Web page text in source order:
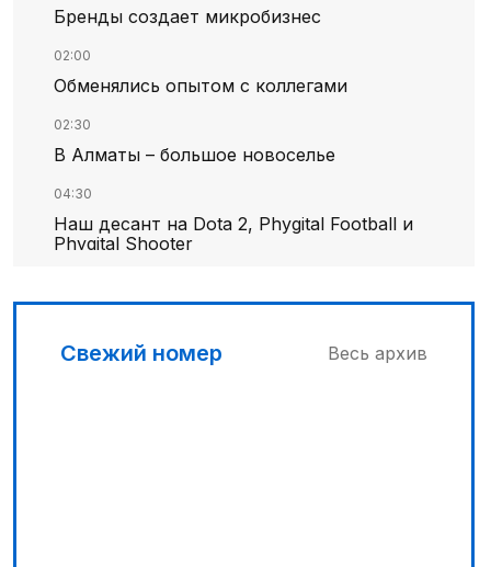
Бренды создает микробизнес
02:00
Обменялись опытом с коллегами
02:30
В Алматы – большое новоселье
04:30
Наш десант на Dota 2, Phygital Football и
Phygital Shooter
Свежий номер Весь архив